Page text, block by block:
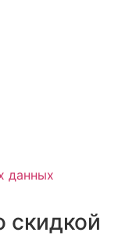
данных
скидкой